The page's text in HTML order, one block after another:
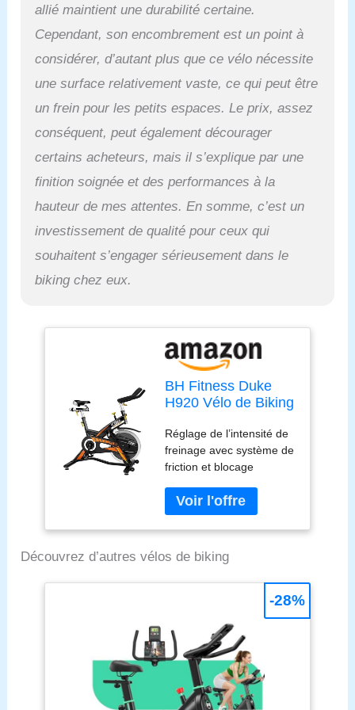
allié maintient une durabilité certaine.
Cependant, son encombrement est un point à
considérer, d’autant plus que ce vélo nécessite
une surface relativement vaste, ce qui peut être
un frein pour les petits espaces. Le prix, assez
conséquent, peut également décourager
certains acheteurs, mais il s’explique par une
finition soignée et des performances à la
hauteur de mes attentes. En somme, c’est un
investissement de qualité pour ceux qui
souhaitent s’engager sérieusement dans le
biking chez eux.
BH Fitness Duke
H920 Vélo de Biking
Friction. Volant de
20 Kg
Réglage de l’intensité de
freinage avec système de
friction et blocage
V Pédales doubles SPD-
trekking Pédalier ultra-
résistant Roulettes de
transport
Découvrez d’autres vélos de biking
-28%